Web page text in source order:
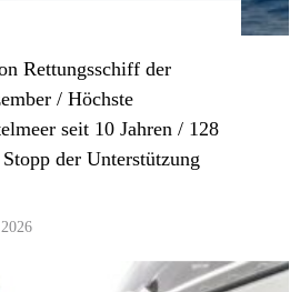
Rettungsschiff der
/ Höchste
seit 10 Jahren / 128
der Unterstützung